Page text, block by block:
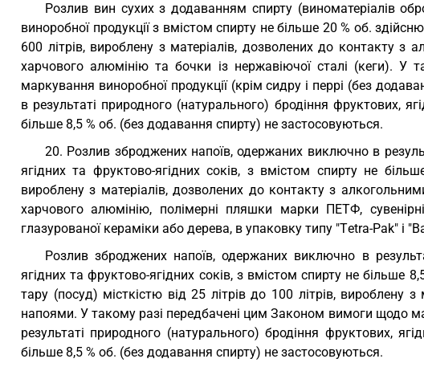
Розлив вин сухих з додаванням спирту (виноматеріалів
виноробної продукції з вмістом спирту не більше 20 % об.
600 літрів, вироблену з матеріалів, дозволених до контакту
харчового алюмінію та бочки із нержавіючої сталі (кеги).
маркування виноробної продукції (крім сидру і перрі (без
в результаті природного (натурального) бродіння фруктових,
більше 8,5 % об. (без додавання спирту) не застосовуються.
20. Розлив зброджених напоїв, одержаних виключно в
ягідних та фруктово-ягідних соків, з вмістом спирту не
вироблену з матеріалів, дозволених до контакту з
харчового алюмінію, полімерні пляшки марки ПЕТФ,
глазурованої кераміки або дерева, в упаковку типу "Тetra-Pak" і
Розлив зброджених напоїв, одержаних виключно в
ягідних та фруктово-ягідних соків, з вмістом спирту не більше
тару (посуд) місткістю від 25 літрів до 100 літрів, вироблену
напоями. У такому разі передбачені цим Законом вимоги щодо
результаті природного (натурального) бродіння фруктових,
більше 8,5 % об. (без додавання спирту) не застосовуються.